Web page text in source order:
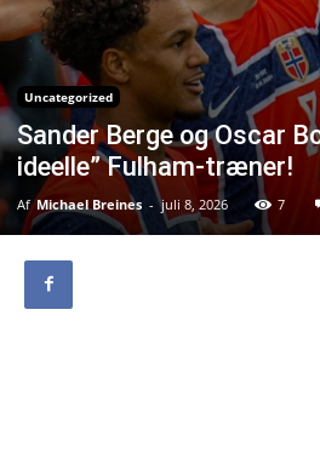
Uncategorized
Sander Berge og Oscar
ideelle” Fulham-træner!
Af Michael Breines - juli 8, 2026 7